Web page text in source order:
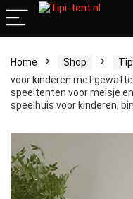
Home Shop
voor kinderen met
speeltenten voor meisje
speelhuis voor kinderen,